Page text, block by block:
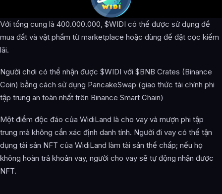
Với tổng cung là 400.000.000, $WIDI có thể được sử dụng để
mua đất và vật phẩm từ marketplace hoặc dùng để đặt cọc kiếm
lãi.
Người chơi có thể nhận được $WIDI với $BNB Crates (Binance
Coin) bằng cách sử dụng PancakeSwap (giao thức tài chính phi
tập trung an toàn nhất trên Binance Smart Chain)
Một điểm độc đáo của WidiLand là cho vay và mượn phi tập
trung mà không cần xác định danh tính. Người đi vay có thể tận
dụng tài sản NFT của WidiLand làm tài sản thế chấp; nếu họ
không hoàn trả khoản vay, người cho vay sẽ tự động nhận được
NFT.